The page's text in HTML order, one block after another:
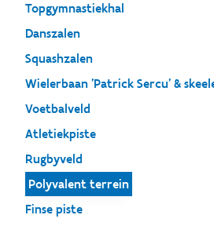
Topgymnastiekhal
Danszalen
Squashzalen
Wielerbaan 'Patrick Sercu' &
Voetbalveld
Atletiekpiste
Rugbyveld
Polyvalent terrein
Finse piste